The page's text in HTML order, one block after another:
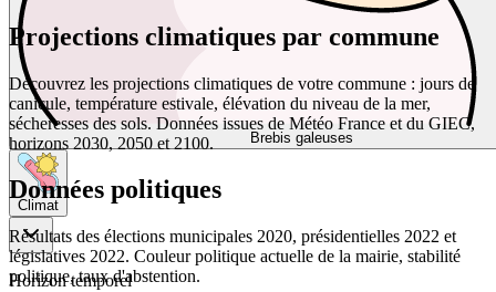
Brebis galeuses
Climat
Horizon temporel
Projections climatiques par commune
Découvrez les projections climatiques de votre commune : jours de
canicule, température estivale, élévation du niveau de la mer,
sécheresses des sols. Données issues de Météo France et du GIEC,
horizons 2030, 2050 et 2100.
Données politiques
Résultats des élections municipales 2020, présidentielles 2022 et
législatives 2022. Couleur politique actuelle de la mairie, stabilité
politique, taux d'abstention.